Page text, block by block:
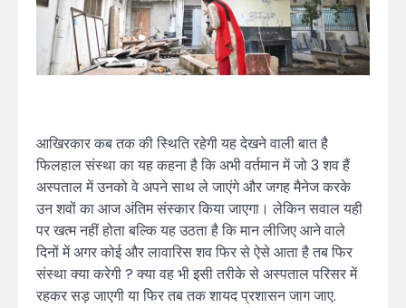
आखिरकार कब तक की स्थिति रहेगी यह देखने वाली बात है
फिलहाल संस्था का यह कहना है कि अभी वर्तमान में जो 3 शव हैं
अस्पताल में उनको वे अपने साथ ले जाएंगे और जगह मैनेज करके
उन शवों का आज अंतिम संस्कार किया जाएगा। लेकिन सवाल यही
पर खत्म नहीं होता बल्कि यह उठता है कि मान लीजिए आने वाले
दिनों में अगर कोई और लावारिस शव फिर से ऐसे आता है तब फिर
संस्था क्या करेगी ? क्या वह भी इसी तरीके से अस्पताल परिसर में
रहकर सड़ जाएगी या फिर तब तक शायद प्रशासन जाग जाए.